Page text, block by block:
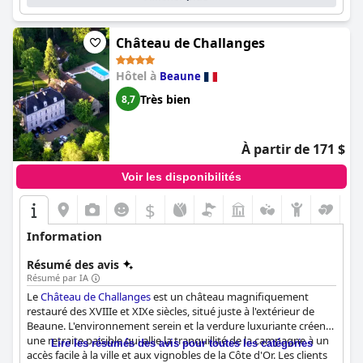
Château de Challanges
Hôtel à Beaune
8,7 Très bien
À partir de 171 $
Voir les disponibilités
$
Information
Résumé des avis
Résumé par IA
LeChâteau de Challangesest un château magnifiquement
restauré des XVIIIe et XIXe siècles, situé juste à l'extérieur de
Beaune. L'environnement serein et la verdure luxuriante créent
une retraite paisible qui allie la tranquillité de la campagne à un
accès facile à la ville et aux vignobles de la Côte d'Or. Les clients
Lire les résumés des avis pour toutes les catégories